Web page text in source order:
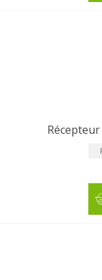
Récepteur